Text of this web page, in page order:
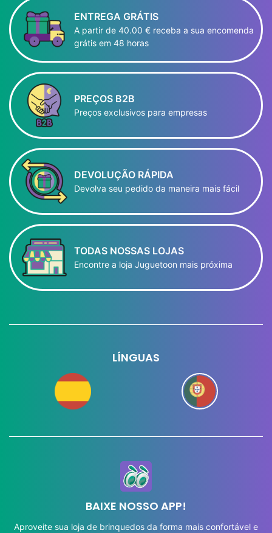
ENTREGA GRÁTIS
A partir de 40.00 € receba a sua encomenda
grátis em 48 horas
PREÇOS B2B
Preços exclusivos para empresas
DEVOLUÇÃO RÁPIDA
Devolva seu pedido da maneira mais fácil
TODAS NOSSAS LOJAS
Encontre a loja Juguetoon mais próxima
LÍNGUAS
BAIXE NOSSO APP!
Aproveite sua loja de brinquedos da forma mais confortável e